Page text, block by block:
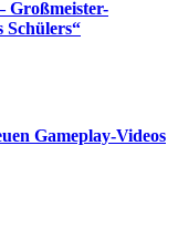
Großmeister-
Schülers“
Gameplay-Videos